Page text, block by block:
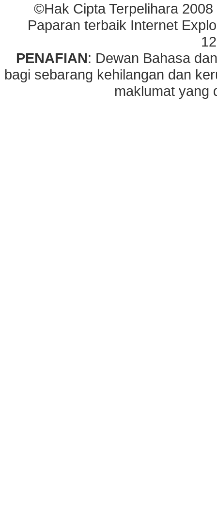
©Hak Cipta Terpelihara
Paparan terbaik Internet
PENAFIAN: Dewan Bahasa
bagi sebarang kehilangan dan
maklumat yang